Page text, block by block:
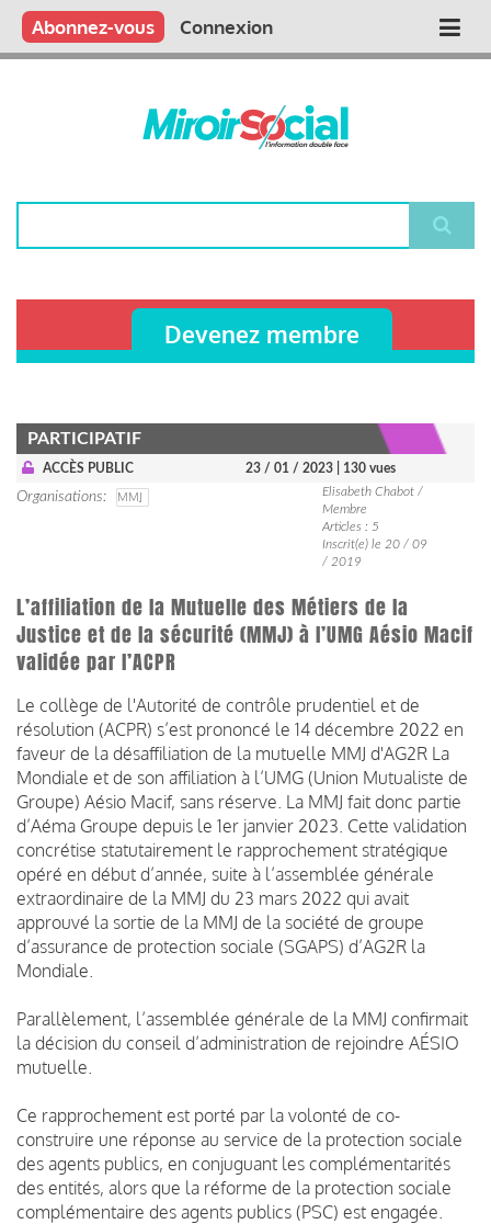
Aller
contenu
Main
Qui sommes nous ?
Vous publiez
Nous publions
Contactez-nous
Abonnez-vous Connexion
Devenez membre
PARTICIPATIF
ACCÈS PUBLIC 23 / 01 / 2023 | 130 vues
Organisations MMJ
Elisabeth Chabot /
Membre
Articles : 5
Inscrit(e) le 20 / 09
/ 2019
L’affiliation de la Mutuelle des Métiers de la
Justice et de la sécurité (MMJ) à l’UMG Aésio Macif
validée par l’ACPR
Le collège de l'Autorité de contrôle prudentiel et de
résolution (ACPR) s’est prononcé le 14 décembre 2022 en
faveur de la désaffiliation de la mutuelle MMJ d'AG2R La
Mondiale et de son affiliation à l’UMG (Union Mutualiste de
Groupe) Aésio Macif, sans réserve. La MMJ fait donc partie
d’Aéma Groupe depuis le 1er janvier 2023. Cette validation
concrétise statutairement le rapprochement stratégique
opéré en début d’année, suite à l’assemblée générale
extraordinaire de la MMJ du 23 mars 2022 qui avait
approuvé la sortie de la MMJ de la société de groupe
d’assurance de protection sociale (SGAPS) d’AG2R la
Mondiale.
Parallèlement, l’assemblée générale de la MMJ confirmait
la décision du conseil d’administration de rejoindre AÉSIO
mutuelle.
Ce rapprochement est porté par la volonté de co-
construire une réponse au service de la protection sociale
des agents publics, en conjuguant les complémentarités
des entités, alors que la réforme de la protection sociale
complémentaire des agents publics (PSC) est engagée.